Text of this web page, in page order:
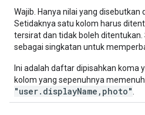
Wajib. Hanya nilai yang disebutkan
Setidaknya satu kolom harus
tersirat dan tidak boleh ditentukan.
sebagai singkatan untuk
Ini adalah daftar dipisahkan koma
kolom yang sepenuhnya
"user.displayName,photo"